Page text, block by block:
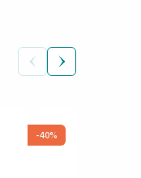
-40%